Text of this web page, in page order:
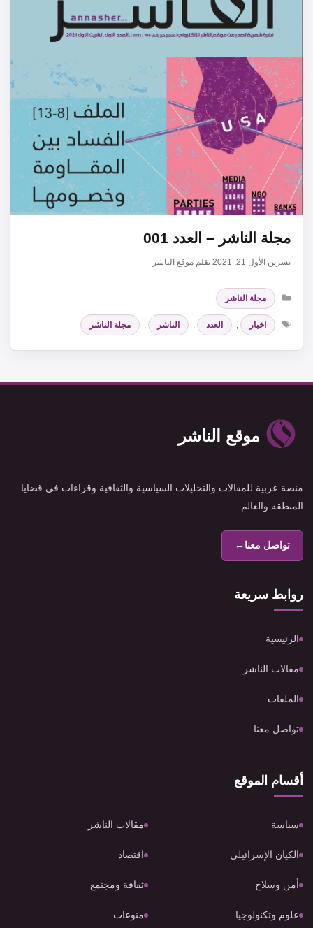
مجلة الناشر – العدد 001
تشرين الأول 21, 2021 بقلم موقع الناشر
التصنيفات
مجلة الناشر
الوسوم
اخبار العدد الناشر مجلة الناشر
موقع الناشر
منصة عربية للمقالات والتحليلات السياسية والثقافية وقراءات في قضايا
المنطقة والعالم
تواصل معنا←
روابط سريعة
الرئيسية
مقالات الناشر
الملفات
تواصل معنا
أقسام الموقع
سياسة مقالات الناشر
الكيان الإسرائيلي اقتصاد
أمن وسلاح ثقافة ومجتمع
علوم وتكنولوجيا منوعات